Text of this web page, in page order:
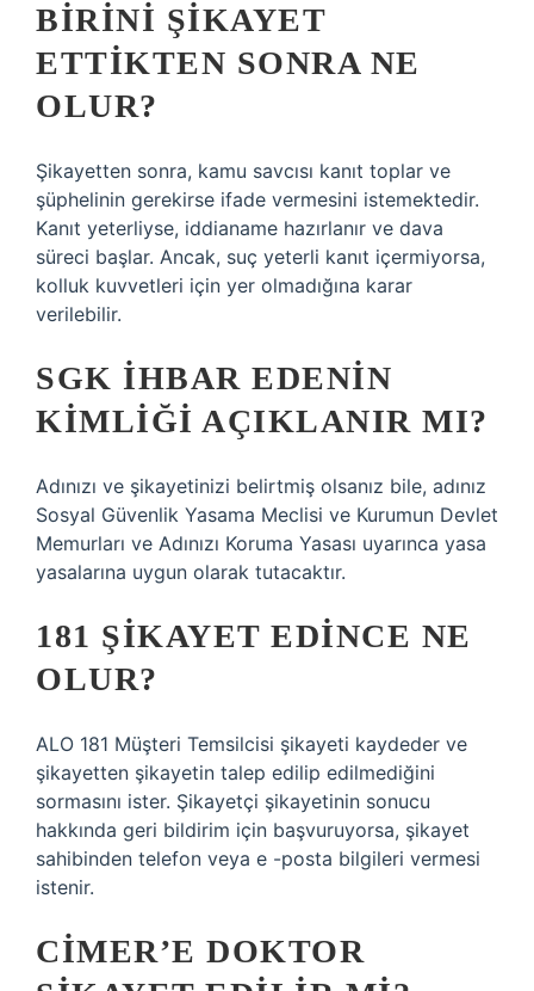
BIRINI ŞIKAYET
ETTIKTEN SONRA NE
OLUR?
Şikayetten sonra, kamu savcısı kanıt toplar ve
şüphelinin gerekirse ifade vermesini istemektedir.
Kanıt yeterliyse, iddianame hazırlanır ve dava
süreci başlar. Ancak, suç yeterli kanıt içermiyorsa,
kolluk kuvvetleri için yer olmadığına karar
verilebilir.
SGK IHBAR EDENIN
KIMLIĞI AÇIKLANIR MI?
Adınızı ve şikayetinizi belirtmiş olsanız bile, adınız
Sosyal Güvenlik Yasama Meclisi ve Kurumun Devlet
Memurları ve Adınızı Koruma Yasası uyarınca yasa
yasalarına uygun olarak tutacaktır.
181 ŞIKAYET EDINCE NE
OLUR?
ALO 181 Müşteri Temsilcisi şikayeti kaydeder ve
şikayetten şikayetin talep edilip edilmediğini
sormasını ister. Şikayetçi şikayetinin sonucu
hakkında geri bildirim için başvuruyorsa, şikayet
sahibinden telefon veya e -posta bilgileri vermesi
istenir.
CİMER’E DOKTOR